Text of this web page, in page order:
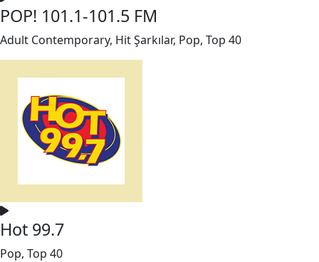
POP! 101.1-101.5 FM
Adult Contemporary, Hit Şarkılar, Pop, Top 40
Hot 99.7
Pop, Top 40